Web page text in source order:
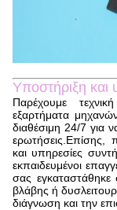
Υποστήριξη και
Παρέχουμε
εξαρτήματα
διαθέσιμη 24/7 για
ερωτήσεις.Επίσης,
και υπηρεσίες
εκπαιδευμένοι
σας εγκαταστάθηκε
βλάβης ή
διάγνωση και την